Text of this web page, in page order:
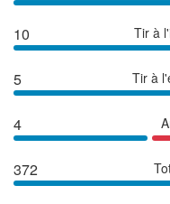
10 Tir à
5 Tir à
4
372